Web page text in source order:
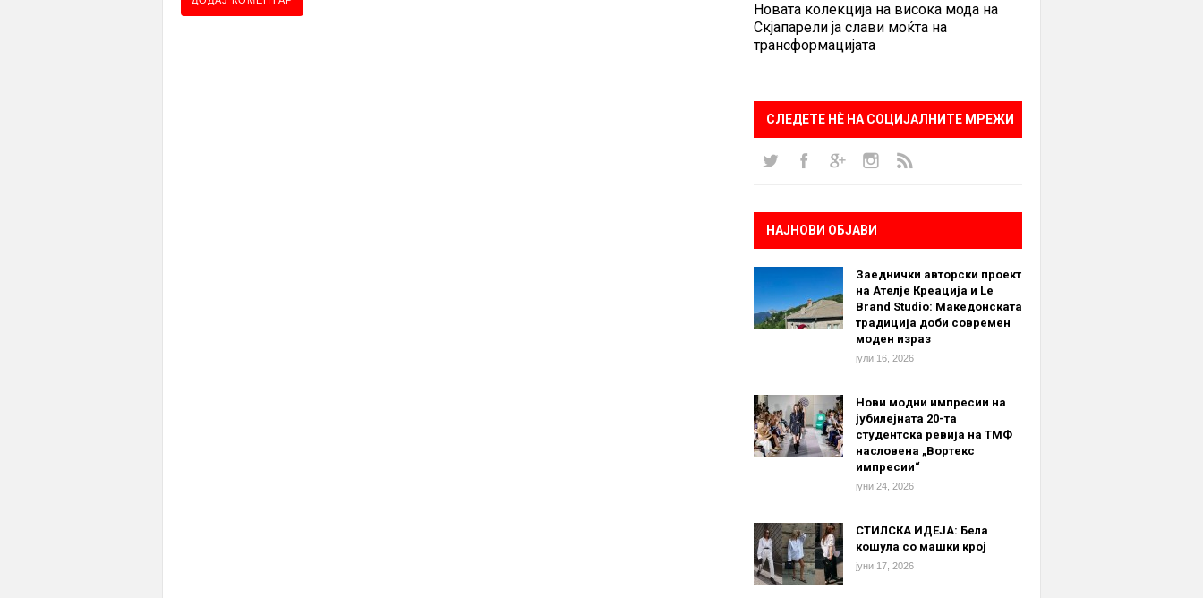
Новата колекција на висока мода на
Скјапарели ја слави моќта на
трансформацијата
СЛЕДЕТЕ НÈ НА СОЦИЈАЛНИТЕ МРЕЖИ
НАЈНОВИ ОБЈАВИ
Заеднички авторски проект
на Ателје Креација и Le
Brand Studio: Македонската
традиција доби современ
моден израз
јули 16, 2026
Нови модни импресии на
јубилејната 20-та
студентска ревија на ТМФ
насловена „Вортекс
импресии“
јуни 24, 2026
СТИЛСКА ИДЕЈА: Бела
кошула со машки крој
јуни 17, 2026